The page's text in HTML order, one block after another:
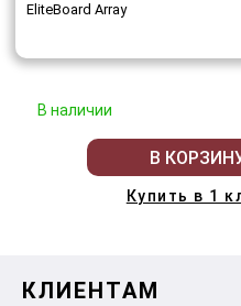
EliteBoard Array
В наличии
В
Купить в 1
КЛИЕНТАМ